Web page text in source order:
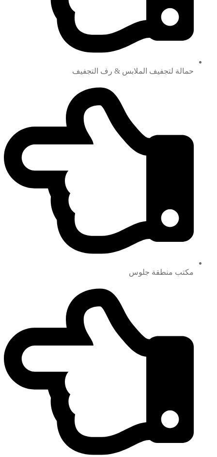
حمالة لتجفيف الملابس & رف التجفيف
مكتب منطقة جلوس